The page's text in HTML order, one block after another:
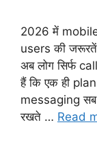
2026 में
users की जरूरतें
अब लोग सिर्फ
हैं कि एक ही
messaging सब
रखते … Read